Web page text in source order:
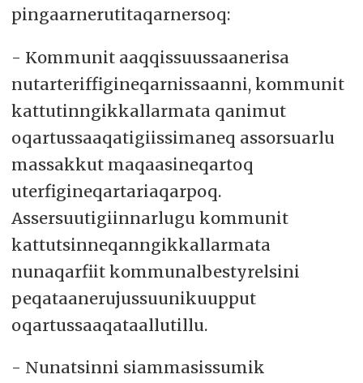
pingaarnerutitaqarnersoq:
- Kommunit aaqqissuussaanerisa
nutarteriffigineqarnissaanni, kommunit
kattutinngikkallarmata qanimut
oqartussaaqatigiissimaneq assorsuarlu
massakkut maqaasineqartoq
uterfigineqartariaqarpoq.
Assersuutigiinnarlugu kommunit
kattutsinneqanngikkallarmata
nunaqarfiit kommunalbestyrelsini
peqataanerujussuunikuupput
oqartussaaqataallutillu.
- Nunatsinni siammasissumik